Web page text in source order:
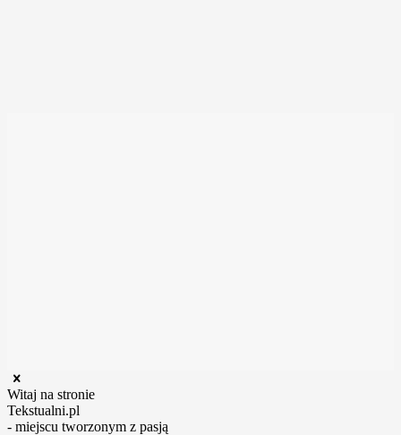
Witaj na stronie
Tekstualni.pl
- miejscu tworzonym z pasją